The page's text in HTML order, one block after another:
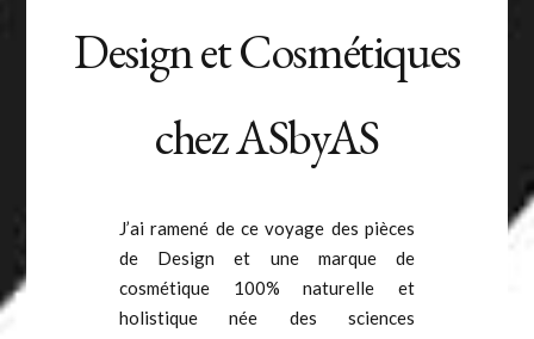
Design et Cosmétiques
chez ASbyAS
J’ai ramené de ce voyage des pièces
de Design et une marque de
cosmétique 100% naturelle et
holistique née des sciences